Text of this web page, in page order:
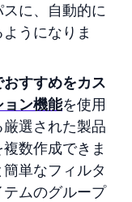
に、自動的に
うになりま
すすめをカス
ョン機能を使用
選された製品
数作成できま
単なフィルタ
ムのグループ